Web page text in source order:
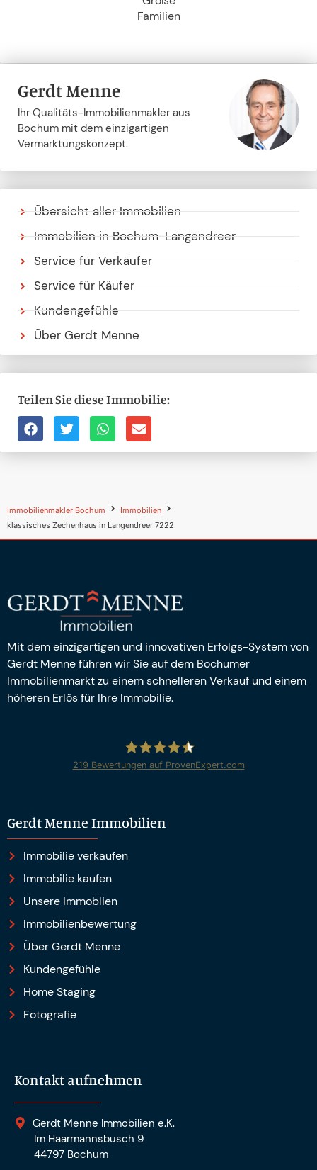
Familien
Gerdt Menne
Ihr Qualitäts-Immobilienmakler aus
Bochum mit dem einzigartigen
Vermarktungskonzept.
Übersicht aller Immobilien
Immobilien in Bochum-Langendreer
Service für Verkäufer
Service für Käufer
Kundengefühle
Über Gerdt Menne
Teilen Sie diese Immobilie:
Immobilienmakler Bochum
Immobilien
klassisches Zechenhaus in Langendreer 7222
Mit dem einzigartigen und innovativen Erfolgs-System von
Gerdt Menne führen wir Sie auf dem Bochumer
Immobilienmarkt zu einem schnelleren Verkauf und einem
höheren Erlös für Ihre Immobilie.
219 Bewertungen auf ProvenExpert.com
Gerdt Menne Immobilien
Immobilie verkaufen
Immobilie kaufen
Unsere Immoblien
Immobilienbewertung
Über Gerdt Menne
Kundengefühle
Home Staging
Fotografie
Kontakt aufnehmen
Gerdt Menne Immobilien e.K.
Im Haarmannsbusch 9
44797 Bochum